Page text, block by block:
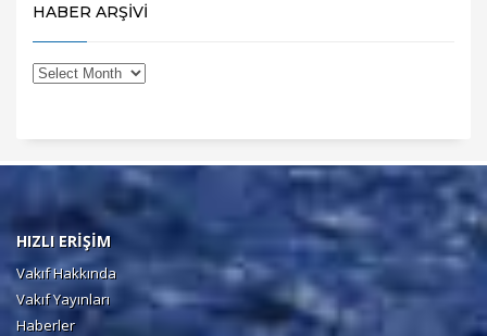
HABER ARŞİVİ
HIZLI ERİŞİM
Vakıf Hakkında
Vakıf Yayınları
Haberler